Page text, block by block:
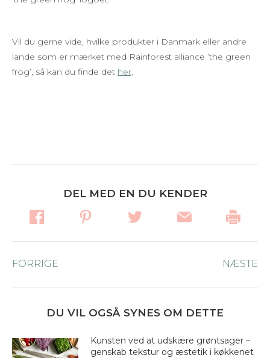
Vil du gerne vide, hvilke produkter i Danmark eller andre
lande som er mærket med Rainforest alliance ’the green
frog’, så kan du finde det her.
DEL MED EN DU KENDER
navigation
FORRIGE NÆSTE
DU VIL OGSÅ SYNES OM DETTE
Kunsten ved at udskære grøntsager –
genskab tekstur og æstetik i køkkenet